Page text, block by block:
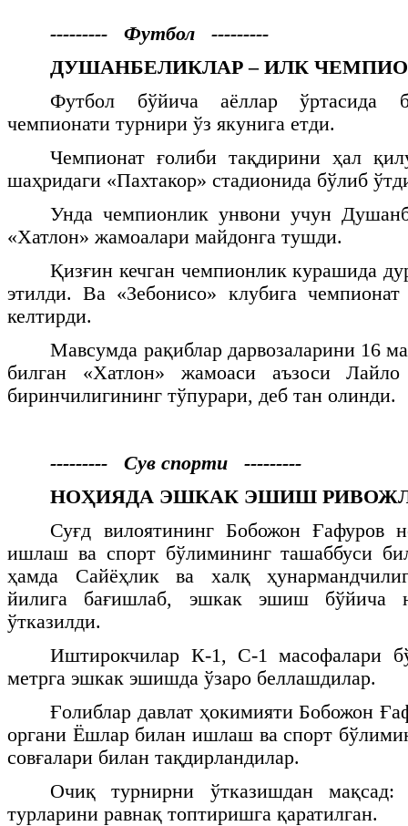
--------- Футбол ---------
ДУШАНБЕЛИКЛАР – ИЛК
Футбол бўйича аёллар ўртасида
чемпионати турнири ўз якунига етди.
Чемпионат ғолиби тақдирини ҳал
шаҳридаги «Пахтакор» стадионида бўлиб
Унда чемпионлик унвони учун
«Хатлон» жамоалари майдонга тушди.
Қизғин кечган чемпионлик курашида
этилди. Ва «Зебонисо» клубига
келтирди.
Мавсумда рақиблар дарвозаларини 16
билган «Хатлон» жамоаси аъзоси
биринчилигининг тўпурари, деб тан олинди.
--------- Сув спорти ---------
НОҲИЯДА ЭШКАК ЭШИШ
Суғд вилоятининг Бобожон Ғафуров
ишлаш ва спорт бўлимининг ташаббуси
ҳамда Сайёҳлик ва халқ
йилига бағишлаб, эшкак эшиш бўйича
ўтказилди.
Иштирокчилар К-1, С-1 масофалари
метрга эшкак эшишда ўзаро беллашдилар.
Ғолиблар давлат ҳокимияти Бобожон
органи Ёшлар билан ишлаш ва спорт
совғалари билан тақдирландилар.
Очиқ турнирни ўтказишдан мақсад:
турларини равнақ топтиришга қаратилган.